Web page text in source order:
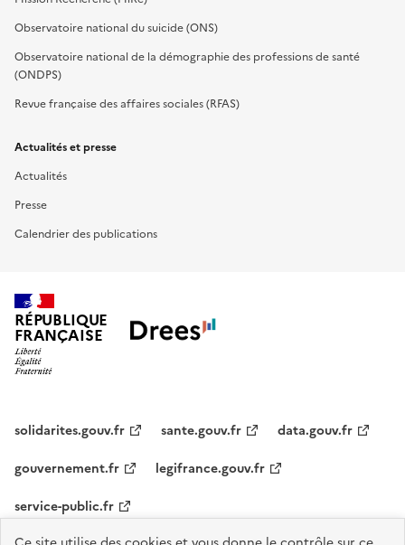
Observatoire national du suicide (ONS)
Observatoire national de la démographie des professions de santé
(ONDPS)
Revue française des affaires sociales (RFAS)
Actualités et presse
Actualités
Presse
Calendrier des publications
RÉPUBLIQUE
FRANÇAISE
solidarites.gouv.fr sante.gouv.fr
data.gouv.fr
gouvernement.fr
legifrance.gouv.fr
service-public.fr